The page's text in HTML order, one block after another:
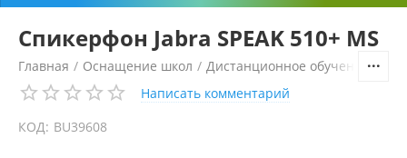
Спикерфон Jabra SPEAK 510+ MS
Главная / Оснащение школ / Дистанционное обучение /
Написать комментарий
КОД: BU39608